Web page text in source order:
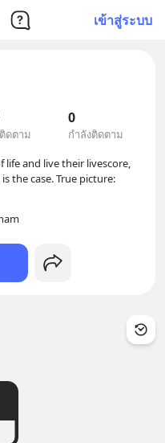
เข้าสู่ระบบ
ดตาม
0
กำลังติดตาม
life and live their livescore,